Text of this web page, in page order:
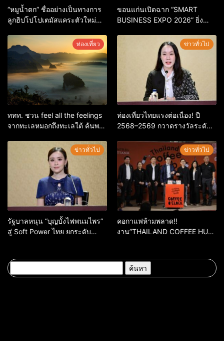
“หมูน้ำตก” ชื่ออย่างเป็นทางการ
ลูกฮิปโปโปเตมัสแคระตัวใหม่
กิจกรรมร่วมโหวตชนะกว่า
10,000 คะแนน
ขอนแก่นเปิดฉาก “SMART
BUSINESS EXPO 2026” ยิ่ง
ระดับเศรษฐกิจดิจิทัลอีสาน
ท่องเที่ยว
ททท. ชวน feel all the feelings
จากทะเลหมอกถึงทะเลใต้ ค้นพบ
ข่าวทั่วไป
ท่องเที่ยวไทยแรงต่อเนื่อง! ปี
2568–2569 กวาดรางวัลระดับ
จุดหมายปลายทางนักท่องเที่ยว
จากทั่วโลก
ข่าวทั่วไป
รัฐบาลหนุน “บุญบั้งไฟพนมไพร”
สู่ Soft Power ไทย ยกระดับ
ภูมิใจของชาติ
ข่าวทั่วไป
คอกาแฟห้ามพลาด!!
งาน”THAILAND COFFEE HUB
ขอนแก่น
สำหรับ: